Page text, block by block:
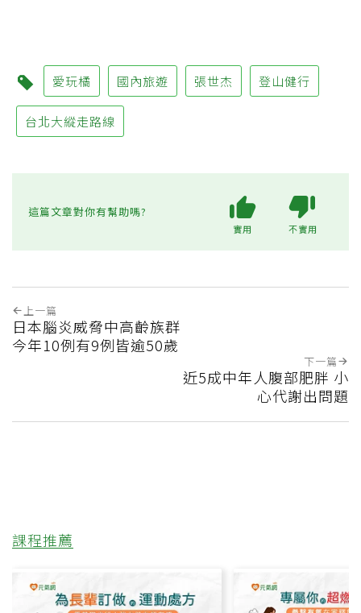
愛玩橘 國內旅遊 張世杰 登山健行
台北大縱走路線
這篇文章對你有幫助嗎?
實用 不實用
上一篇
日本腦炎威脅中高齡族群
今年10例有9例皆逾50歲
下一篇
近5成中年人腹部肥胖 小
心代謝出問題
課程推薦